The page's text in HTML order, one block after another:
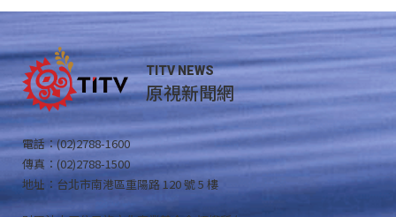
TITV NEWS
原視新聞網
電話：(02)2788-1600
傳真：(02)2788-1500
地址：台北市南港區重陽路 120 號 5 樓